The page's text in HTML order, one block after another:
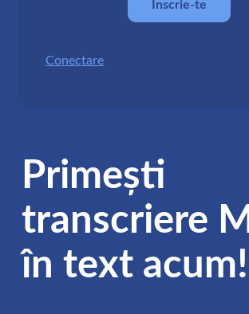
Conectare
Primești
transcriere
în text acum!